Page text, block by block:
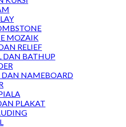
MOZAIK
RELIEF
DAN BATHUP
DAN NAMEBOARD
PLAKAT